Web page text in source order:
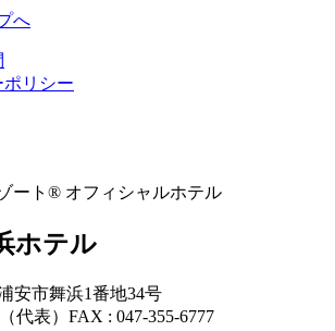
へ
リシー
ート® オフィシャルホテル
ホテル
安市舞浜1番地34号
代表） FAX : 047-355-6777